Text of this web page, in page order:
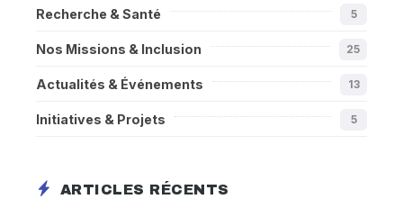
Recherche & Santé 5
Nos Missions & Inclusion 25
Actualités & Événements 13
Initiatives & Projets 5
ARTICLES RÉCENTS